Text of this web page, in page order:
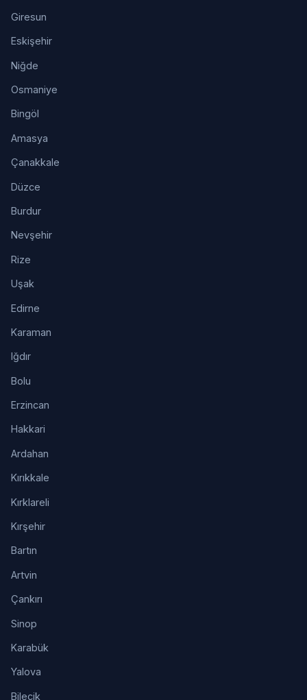
Giresun
Eskişehir
Niğde
Osmaniye
Bingöl
Amasya
Çanakkale
Düzce
Burdur
Nevşehir
Rize
Uşak
Edirne
Karaman
Iğdır
Bolu
Erzincan
Hakkari
Ardahan
Kırıkkale
Kırklareli
Kırşehir
Bartın
Artvin
Çankırı
Sinop
Karabük
Yalova
Bilecik